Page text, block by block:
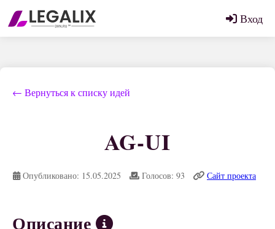
Вход
← Вернуться к списку идей
AG-UI
Опубликовано: 15.05.2025 Голосов: 93 Сайт проекта
Описание